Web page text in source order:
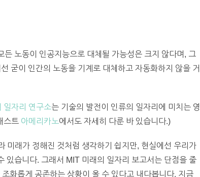
노동이 인공지능으로 대체될 가능성은 크지 않다며, 그
굳이 인간의 노동을 기계로 대체하고 자동화하지 않을 거
일자리 연구소는 기술의 발전이 인류의 일자리에 미치는 영
스트 아메리카노에서도 자세히 다룬 바 있습니다.)
미래가 정해진 것처럼 생각하기 쉽지만, 현실에선 우리가
있습니다. 그래서 MIT 미래의 일자리 보고서는 단점을 줄
화롭게 공존하는 상황이 올 수 있다고 내다봅니다. 지금